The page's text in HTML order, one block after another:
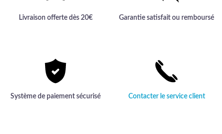
Livraison offerte dès 20€ Garantie satisfait ou remboursé
Système de paiement sécurisé Contacter le service client